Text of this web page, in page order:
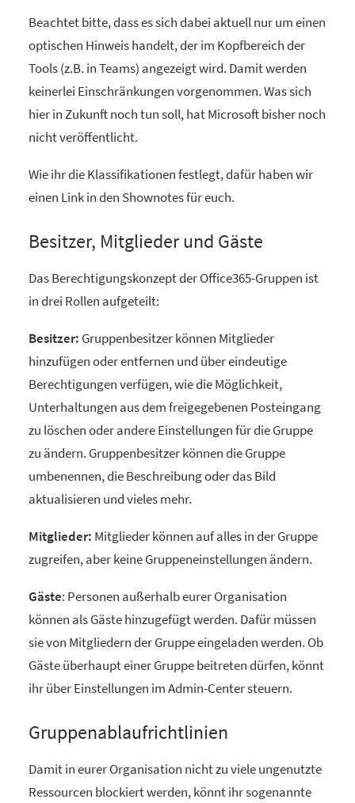
Beachtet bitte, dass es sich dabei aktuell nur um einen
optischen Hinweis handelt, der im Kopfbereich der
Tools (z.B. in Teams) angezeigt wird. Damit werden
keinerlei Einschränkungen vorgenommen. Was sich
hier in Zukunft noch tun soll, hat Microsoft bisher noch
nicht veröffentlicht.
Wie ihr die Klassifikationen festlegt, dafür haben wir
einen Link in den Shownotes für euch.
Besitzer, Mitglieder und Gäste
Das Berechtigungskonzept der Office365-Gruppen ist
in drei Rollen aufgeteilt:
Besitzer: Gruppenbesitzer können Mitglieder
hinzufügen oder entfernen und über eindeutige
Berechtigungen verfügen, wie die Möglichkeit,
Unterhaltungen aus dem freigegebenen Posteingang
zu löschen oder andere Einstellungen für die Gruppe
zu ändern. Gruppenbesitzer können die Gruppe
umbenennen, die Beschreibung oder das Bild
aktualisieren und vieles mehr.
Mitglieder: Mitglieder können auf alles in der Gruppe
zugreifen, aber keine Gruppeneinstellungen ändern.
Gäste: Personen außerhalb eurer Organisation
können als Gäste hinzugefügt werden. Dafür müssen
sie von Mitgliedern der Gruppe eingeladen werden. Ob
Gäste überhaupt einer Gruppe beitreten dürfen, könnt
ihr über Einstellungen im Admin-Center steuern.
Gruppenablaufrichtlinien
Damit in eurer Organisation nicht zu viele ungenutzte
Ressourcen blockiert werden, könnt ihr sogenannte